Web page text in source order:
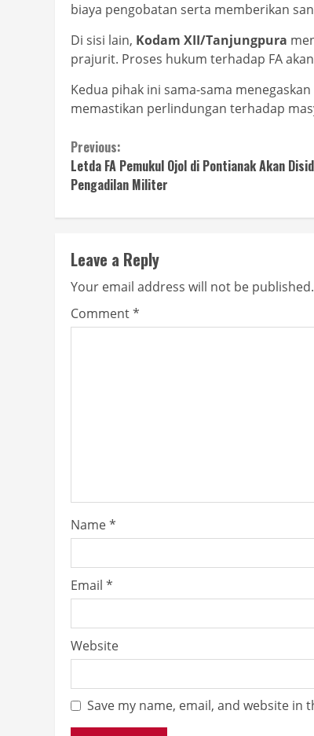
biaya pengobatan serta memberikan
Di sisi lain, Kodam XII/Tanjungpura
prajurit. Proses hukum terhadap FA
Kedua pihak ini sama-sama
memastikan perlindungan terhadap
Continue
Reading
Previous:
Letda FA Pemukul Ojol di Pontianak Akan
Pengadilan Militer
Leave a Reply
Your email address will not be published.
Comment*
Name*
Email *
Website
Save my name, email, and website